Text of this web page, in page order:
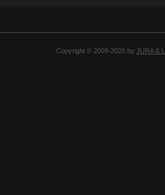
Copyright © 2009-2026 by JURA &